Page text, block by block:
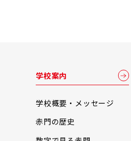
学校案内
学校概要・メッセージ
赤門の歴史